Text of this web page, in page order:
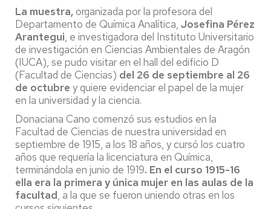
La muestra,organizada por la profesora del
Departamento de Química Analítica, Josefina Pérez
Arantegui, e investigadora del Instituto Universitario
de investigación en Ciencias Ambientales de Aragón
(IUCA), se pudo visitar en el hall del edificio D
(Facultad de Ciencias) del 26 de septiembre al 26
de octubre y quiere evidenciar el papel de la mujer
en la universidad y la ciencia.
Donaciana Cano comenzó sus estudios en la
Facultad de Ciencias de nuestra universidad en
septiembre de 1915, a los 18 años, y cursó los cuatro
años que requería la licenciatura en Química,
terminándola en junio de 1919. En el curso 1915-16
ella era la primera y única mujer en las aulas de la
facultad, a la que se fueron uniendo otras en los